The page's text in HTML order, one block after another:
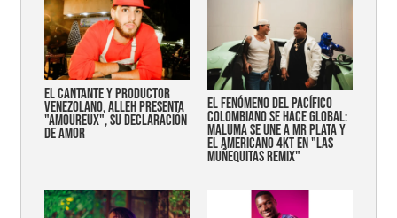
EL CANTANTE Y PRODUCTOR
VENEZOLANO, ALLEH PRESENTA
"AMOUREUX", SU DECLARACIÓN
DE AMOR
EL FENÓMENO DEL PACÍFICO
COLOMBIANO SE HACE GLOBAL:
MALUMA SE UNE A MR PLATA Y
EL AMERICANO 4KT EN "LAS
MUÑEQUITAS REMIX"